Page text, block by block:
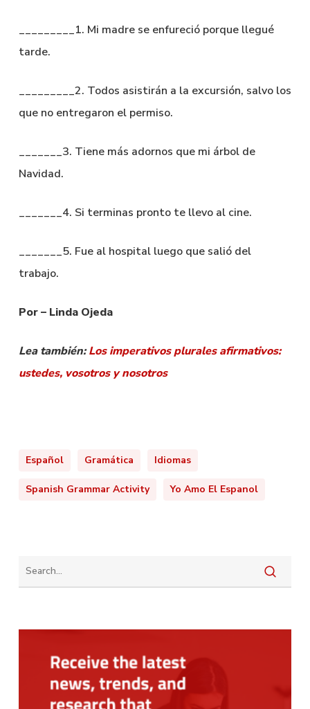
_________1. Mi madre se enfureció porque llegué
tarde.
_________2. Todos asistirán a la excursión, salvo los
que no entregaron el permiso.
_______3. Tiene más adornos que mi árbol de
Navidad.
_______4. Si terminas pronto te llevo al cine.
_______5. Fue al hospital luego que salió del
trabajo.
Por – Linda Ojeda
Lea también:Los imperativos plurales afirmativos:
ustedes, vosotros y nosotros
Español Gramática Idiomas
Spanish Grammar Activity Yo Amo El Espanol